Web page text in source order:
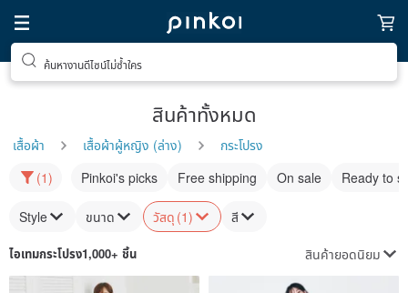
ค้นหางานดีไซน์ไม่ซ้ำใคร
สินค้าทั้งหมด
เสื้อผ้า เสื้อผ้าผู้หญิง (ล่าง)
กระโปรง
(1)
Pinkoi's picks Free shipping On sale Ready to
Style ขนาด วัสดุ (1) สี
ไอเทมกระโปรง1,000+ ชิ้น สินค้ายอดนิยม